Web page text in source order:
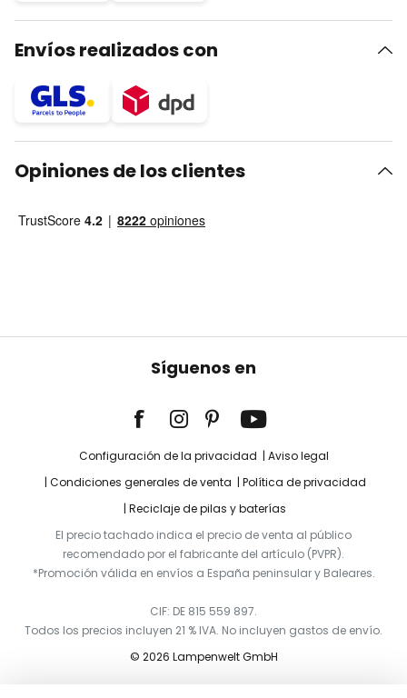
Envíos realizados con
Opiniones de los clientes
Síguenos en
Configuración de la privacidad
Aviso legal
Condiciones generales de venta
Política de privacidad
Reciclaje de pilas y baterías
El precio tachado indica el precio de venta al público
recomendado por el fabricante del artículo (PVPR).
*Promoción válida en envíos a España peninsular y Baleares.
CIF: DE 815 559 897.
Todos los precios incluyen 21 % IVA. No incluyen gastos de envío.
© 2026 Lampenwelt GmbH